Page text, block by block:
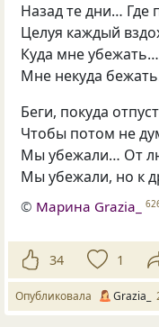
Назад те дни… Где
Целуя каждый
Куда мне
Мне некуда
Беги, покуда
Чтобы потом не
Мы убежали… От
Мы убежали, но к
© Марина Grazia_
34 1
Опубликовала Grazia_